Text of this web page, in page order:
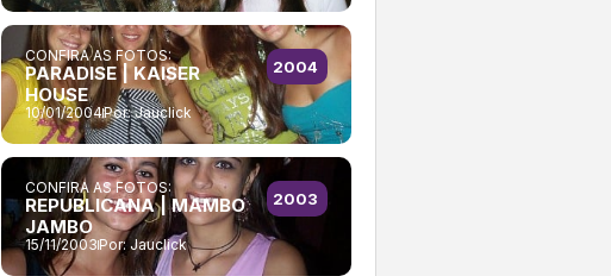
CONFIRA AS FOTOS:
PARADISE | KAISER
HOUSE
10/01/2004Por:Jauclick
2004
CONFIRA AS FOTOS:
REPUBLICANA | MAMBO
JAMBO
15/11/2003Por: Jauclick
2003